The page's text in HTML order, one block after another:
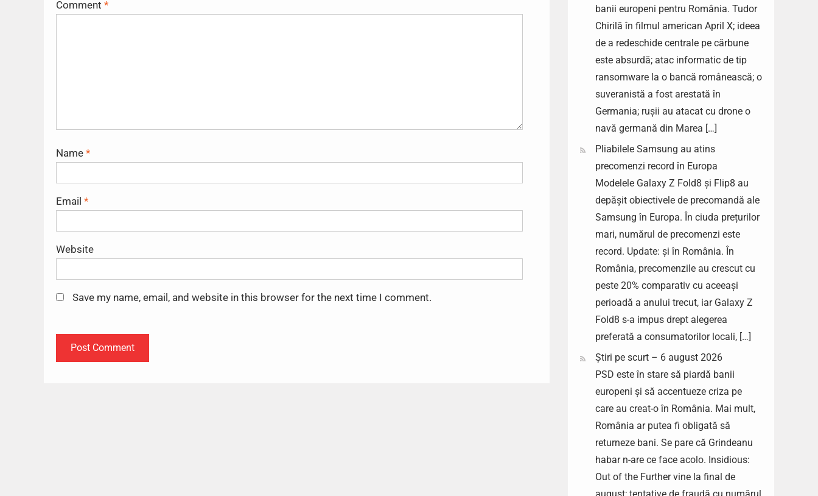
Comment *
Name *
Email *
Website
Save my name, email, and website in this browser for the next time I comment.
banii europeni pentru România. Tudor
Chirilă în filmul american April X; ideea
de a redeschide centrale pe cărbune
este absurdă; atac informatic de tip
ransomware la o bancă românească; o
suveranistă a fost arestată în
Germania; rușii au atacat cu drone o
navă germană din Marea […]
Pliabilele Samsung au atins
precomenzi record în Europa
Modelele Galaxy Z Fold8 și Flip8 au
depășit obiectivele de precomandă ale
Samsung în Europa. În ciuda prețurilor
mari, numărul de precomenzi este
record. Update: și în România. În
România, precomenzile au crescut cu
peste 20% comparativ cu aceeași
perioadă a anului trecut, iar Galaxy Z
Fold8 s-a impus drept alegerea
preferată a consumatorilor locali, […]
Știri pe scurt – 6 august 2026
PSD este în stare să piardă banii
europeni și să accentueze criza pe
care au creat-o în România. Mai mult,
România ar putea fi obligată să
returneze bani. Se pare că Grindeanu
habar n-are ce face acolo. Insidious:
Out of the Further vine la final de